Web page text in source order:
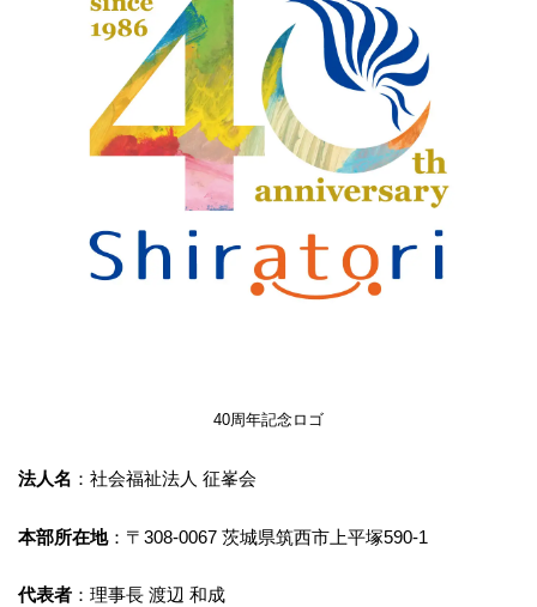
40周年記念ロゴ
法人名 ：社会福祉法人 征峯会
本部所在地：〒308-0067 茨城県筑西市上平塚590-1
代表者 ：理事長 渡辺 和成